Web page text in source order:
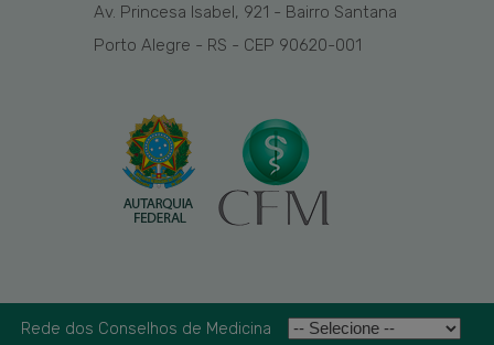
Av. Princesa Isabel, 921 - Bairro Santana
Porto Alegre - RS - CEP 90620-001
Rede dos Conselhos de Medicina